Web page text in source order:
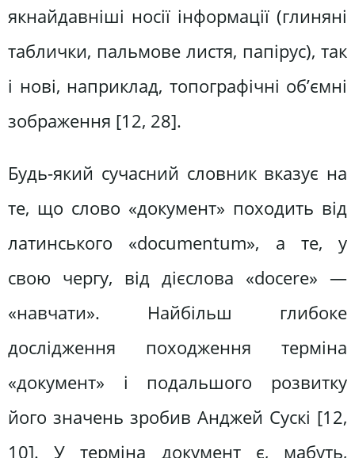
якнайдавніші носії інформації (глиняні
таблички, пальмове листя, папірус), так
і нові, наприклад, топографічні об’ємні
зображення [12, 28].
Будь-який сучасний словник вказує на
те, що слово «документ» походить від
латинського «documentum», а те, у
свою чергу, від дієслова «docere» —
«навчати». Найбільш глибоке
дослідження походження терміна
«документ» і подальшого розвитку
його значень зробив Анджей Сускі [12,
10]. У терміна документ є, мабуть,